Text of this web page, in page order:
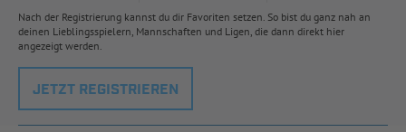
Nach der Registrierung kannst du dir Favoriten setzen. So bist du ganz nah an
deinen Lieblingsspielern, Mannschaften und Ligen, die dann direkt hier
angezeigt werden.
JETZT REGISTRIEREN